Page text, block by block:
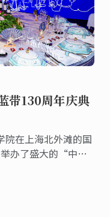
带130周年庆典
院在上海北外滩的国
办了盛大的“中华
自艺术、文化等各